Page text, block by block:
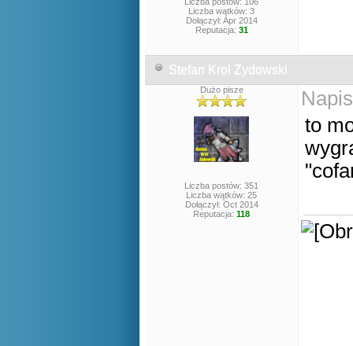
Liczba wątków: 3
Dołączył: Apr 2014
Reputacja: 31
Stefan Krol Zydowski
Dużo pisze
Liczba postów: 351
Liczba wątków: 25
Dołączył: Oct 2014
Reputacja: 118
to